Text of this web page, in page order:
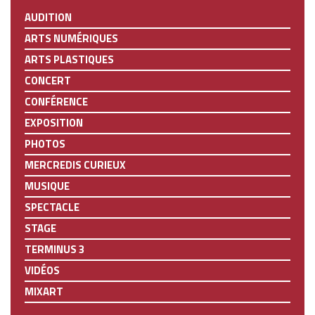
AUDITION
ARTS NUMÉRIQUES
ARTS PLASTIQUES
CONCERT
CONFÉRENCE
EXPOSITION
PHOTOS
MERCREDIS CURIEUX
MUSIQUE
SPECTACLE
STAGE
TERMINUS 3
VIDÉOS
MIXART